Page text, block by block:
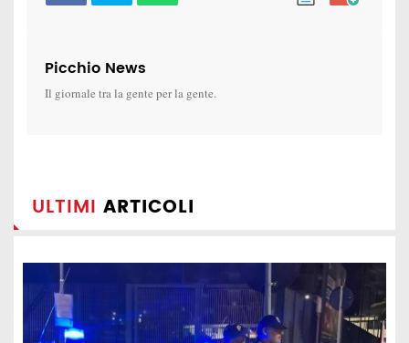
Picchio News
Il giornale tra la gente per la gente.
ULTIMI ARTICOLI